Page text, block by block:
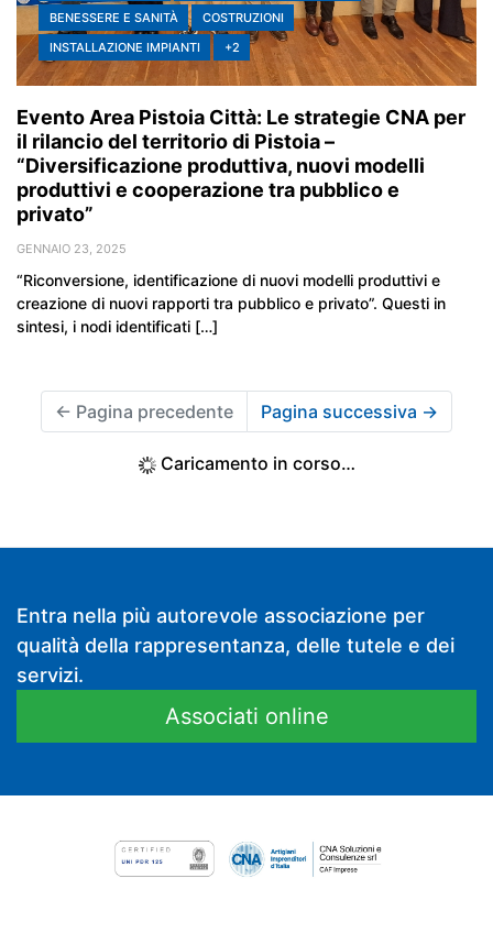
BENESSERE E SANITÀ
COSTRUZIONI
INSTALLAZIONE IMPIANTI
+2
Evento Area Pistoia Città: Le strategie CNA per
il rilancio del territorio di Pistoia –
“Diversificazione produttiva, nuovi modelli
produttivi e cooperazione tra pubblico e
privato”
GENNAIO 23, 2025
“Riconversione, identificazione di nuovi modelli produttivi e
creazione di nuovi rapporti tra pubblico e privato”. Questi in
sintesi, i nodi identificati […]
← Pagina precedente Pagina successiva →
Caricamento in corso…
Entra nella più autorevole associazione per
qualità della rappresentanza, delle tutele e dei
servizi.
Associati online